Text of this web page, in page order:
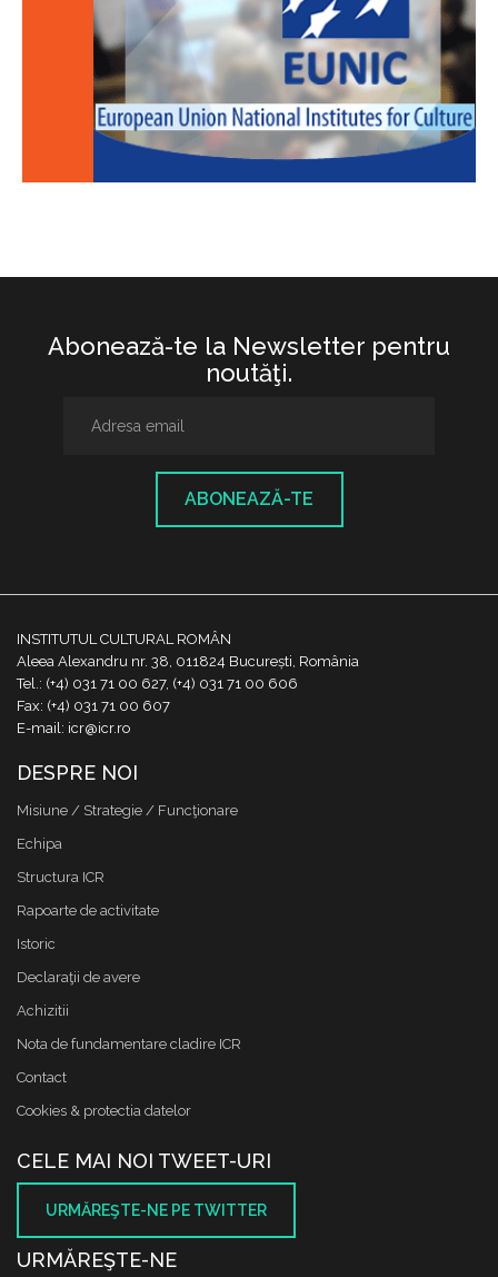
Abonează-te la Newsletter pentru
noutăţi.
ABONEAZĂ-TE
INSTITUTUL CULTURAL ROMÂN
Aleea Alexandru nr. 38, 011824 București, România
Tel.: (+4) 031 71 00 627, (+4) 031 71 00 606
Fax: (+4) 031 71 00 607
E-mail: icr@icr.ro
DESPRE NOI
Misiune / Strategie / Funcţionare
Echipa
Structura ICR
Rapoarte de activitate
Istoric
Declaraţii de avere
Achizitii
Nota de fundamentare cladire ICR
Contact
Cookies & protectia datelor
CELE MAI NOI TWEET-URI
URMĂREŞTE-NE PE TWITTER
URMĂREŞTE-NE